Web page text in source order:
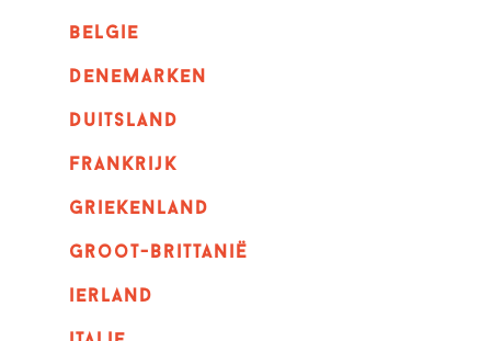
belgie
denemarken
duitsland
frankrijk
griekenland
Groot-Brittanië
ierland